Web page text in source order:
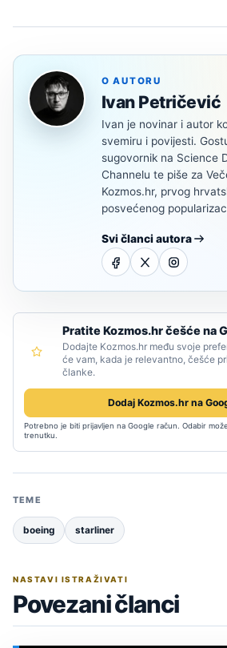
O AUTORU
Ivan Petričević
Ivan je novinar i autor
svemiru i povijesti.
sugovornik na Science
Channelu te piše za
Kozmos.hr, prvog
posvećenog
Svi članci autora
Pratite Kozmos.hr češće na
Dodajte Kozmos.hr među svoje
će vam, kada je relevantno, češće
članke.
Dodaj Kozmos.hr na
Potrebno je biti prijavljen na Google račun. Odabir
trenutku.
TEME
boeing starliner
NASTAVI ISTRAŽIVATI
Povezani članci